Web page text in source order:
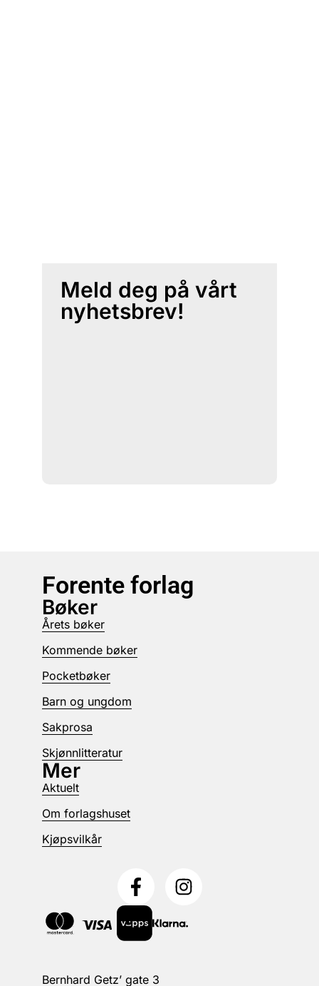
Meld deg på vårt
nyhetsbrev!
Forente forlag
Bernhard Getz’ gate 3
Bøker
Årets bøker
Kommende bøker
Pocketbøker
Barn og ungdom
Sakprosa
Skjønnlitteratur
Mer
Aktuelt
Om forlagshuset
Kjøpsvilkår